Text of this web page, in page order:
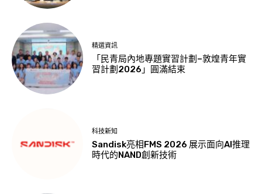
精選資訊
「民青局內地專題實習計劃–敦煌青年實
習計劃2026」圓滿結束
科技新知
Sandisk亮相FMS 2026 展示面向AI推理
時代的NAND創新技術